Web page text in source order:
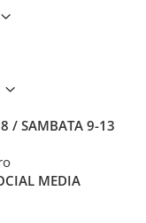
/ SAMBATA 9-13
MEDIA